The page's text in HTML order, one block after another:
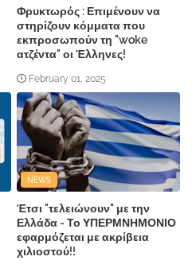
Φρυκτωρός : Επιμένουν να
στηρίζουν κόμματα που
εκπροσωπούν τη "woke
ατζέντα" οι Έλληνες!
February 01, 2025
NEWS
Έτσι "τελειώνουν" με την
Ελλάδα - Το ΥΠΕΡΜΝΗΜΟΝΙΟ
εφαρμόζεται με ακρίβεια
χιλιοστού!!